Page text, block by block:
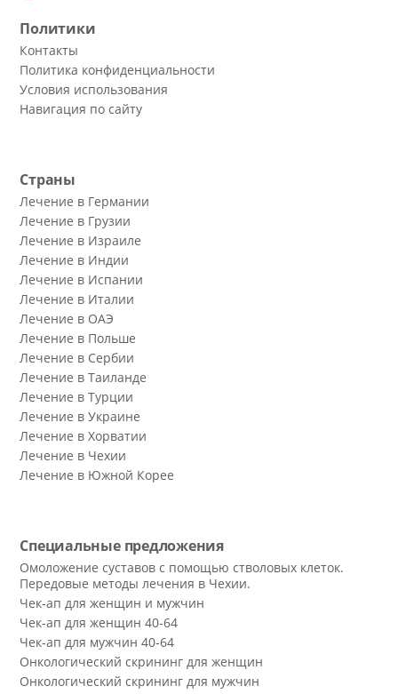
Политики
Контакты
Политика конфиденциальности
Условия использования
Навигация по сайту
Страны
Лечение в Германии
Лечение в Грузии
Лечение в Израиле
Лечение в Индии
Лечение в Испании
Лечение в Италии
Лечение в ОАЭ
Лечение в Польше
Лечение в Сербии
Лечение в Таиланде
Лечение в Турции
Лечение в Украине
Лечение в Хорватии
Лечение в Чехии
Лечение в Южной Корее
Специальные предложения
Омоложение суставов с помощью стволовых клеток.
Передовые методы лечения в Чехии.
Чек-ап для женщин и мужчин
Чек-ап для женщин 40-64
Чек-ап для мужчин 40-64
Онкологический скрининг для женщин
Онкологический скрининг для мужчин